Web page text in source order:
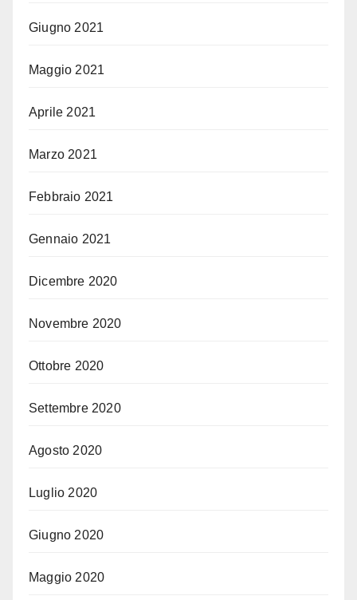
Giugno 2021
Maggio 2021
Aprile 2021
Marzo 2021
Febbraio 2021
Gennaio 2021
Dicembre 2020
Novembre 2020
Ottobre 2020
Settembre 2020
Agosto 2020
Luglio 2020
Giugno 2020
Maggio 2020